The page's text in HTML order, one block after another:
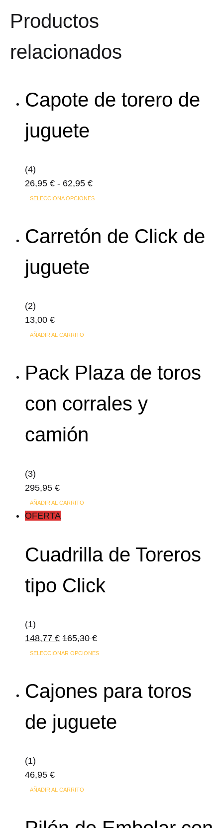
Productos
relacionados
Capote de torero de
juguete
(4)
26,95 € - 62,95 €Rango
de
26,95 €
SELECCIONA OPCIONESEste
múltiples
de
Carretón de Click de
juguete
(2)
13,00 €
AÑADIR AL CARRITO
Pack Plaza de toros
con corrales y
camión
(3)
295,95 €
AÑADIR AL CARRITO
OFERTA
Cuadrilla de Toreros
tipo Click
(1)
148,77 € 165,30€
SELECCIONAR OPCIONES
Cajones para toros
de juguete
(1)
46,95 €
AÑADIR AL CARRITO